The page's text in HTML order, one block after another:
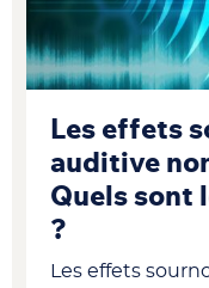
Les effets
auditive
Quels sont
?
Les effets